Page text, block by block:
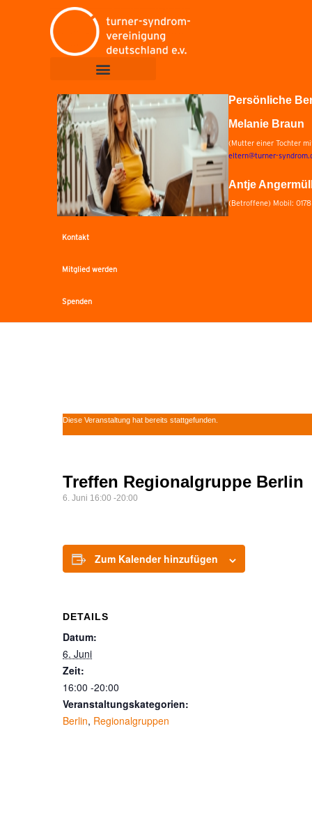
Persönliche
Melanie Braun
(Mutter einer Tochter
eltern@turner-
Antje
(Betroffene) Mobil:
Kontakt
Mitglied werden
Spenden
Diese Veranstaltung hat bereits stattgefunden.
Treffen Regionalgruppe Berlin
6. Juni 16:00 -20:00
Zum Kalender hinzufügen
DETAILS
Datum:
6. Juni
Zeit:
16:00 -20:00
Veranstaltungskategorien:
Berlin, Regionalgruppen